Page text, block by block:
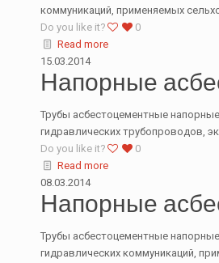
коммуникаций, применяемых
Do you like it?
0
Read more
15.03.2014
Напорные
Трубы асбестоцементные
гидравлических трубопроводов,
Do you like it?
0
Read more
08.03.2014
Напорные
Трубы асбестоцементные
гидравлических коммуникаций,